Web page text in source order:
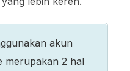
akun
merupakan 2 hal